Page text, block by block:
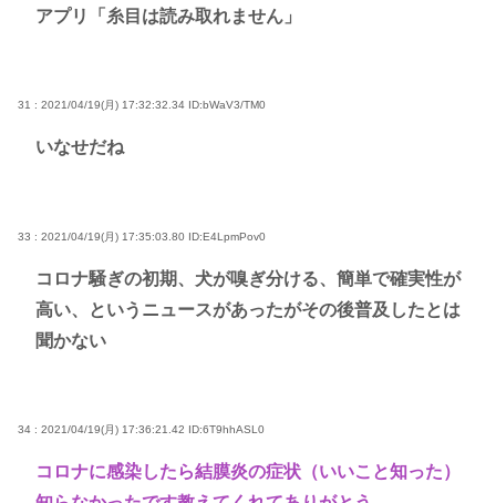
アプリ「糸目は読み取れません」
31 : 2021/04/19(月) 17:32:32.34 ID:bWaV3/TM0
いなせだね
33 : 2021/04/19(月) 17:35:03.80 ID:E4LpmPov0
コロナ騒ぎの初期、犬が嗅ぎ分ける、簡単で確実性が
高い、というニュースがあったがその後普及したとは
聞かない
34 : 2021/04/19(月) 17:36:21.42 ID:6T9hhASL0
コロナに感染したら結膜炎の症状（いいこと知った）